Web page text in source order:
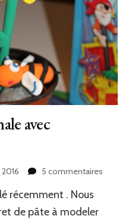
avec
5 commentaires
récemment . Nous
de pâte à modeler